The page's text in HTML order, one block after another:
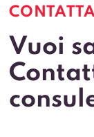
Vuoi